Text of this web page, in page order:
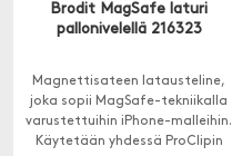
Brodit MagSafe laturi
pallonivelellä 216323
Magnettisateen latausteline,
joka sopii MagSafe-tekniikalla
varustettuihin iPhone-malleihin.
Käytetään yhdessä ProClipin